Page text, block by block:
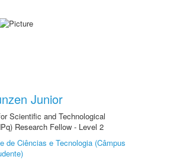
Junior
Scientific and Technological
Research Fellow - Level 2
de Ciências e Tecnologia (Câmpus